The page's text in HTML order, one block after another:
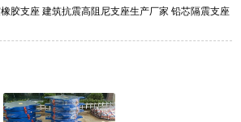
务，厂址衡水高新区北方工业基地
胶支座 建筑抗震高阻尼支座生产厂家 铅芯隔震支座